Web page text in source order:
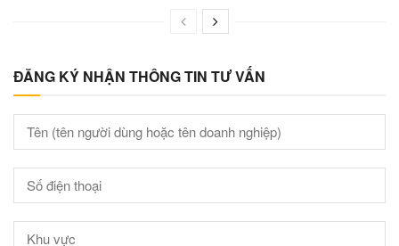
ĐĂNG KÝ NHẬN THÔNG TIN TƯ VẤN